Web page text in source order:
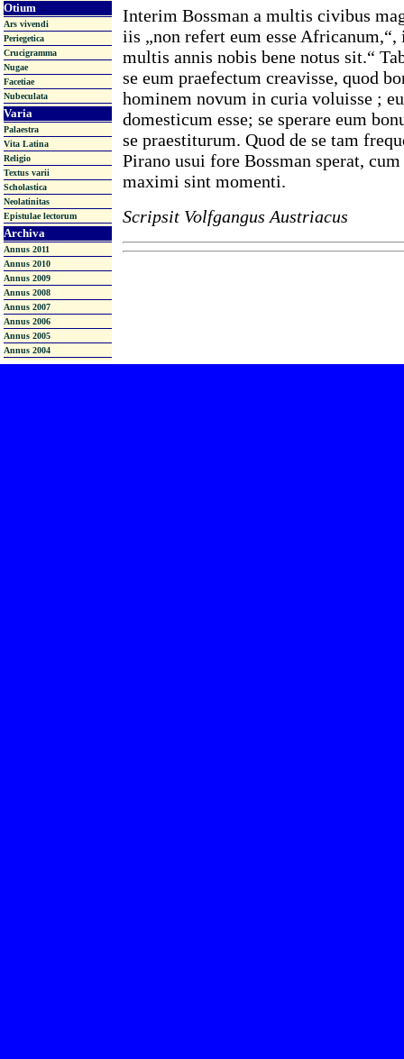
Otium
Ars vivendi
Periegetica
Crucigramma
Nugae
Facetiae
Nubeculata
Varia
Palaestra
Vita Latina
Religio
Textus varii
Scholastica
Neolatinitas
Epistulae lectorum
Archiva
Annus 2011
Annus 2010
Annus 2009
Annus 2008
Annus 2007
Annus 2006
Annus 2005
Annus 2004
Interim Bossman a multis civibus
iis „non refert eum esse
multis annis nobis bene notus sit.“
se eum praefectum creavisse, quod
hominem novum in curia voluisse ;
domesticum esse; se sperare eum
se praestiturum. Quod de se tam
Pirano usui fore Bossman sperat,
maximi sint momenti.
Scripsit Volfgangus Austriacus